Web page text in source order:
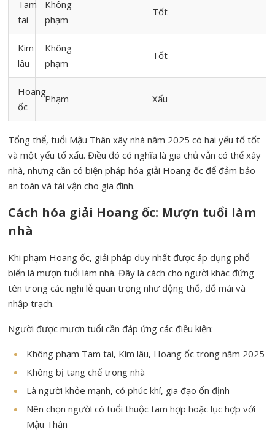
Tam
tai
Không
phạm
Tốt
Kim
lâu
Không
phạm
Tốt
Hoang
ốc
Phạm Xấu
Tổng thể, tuổi Mậu Thân xây nhà năm 2025 có hai yếu tố tốt
và một yếu tố xấu. Điều đó có nghĩa là gia chủ vẫn có thể xây
nhà, nhưng cần có biện pháp hóa giải Hoang ốc để đảm bảo
an toàn và tài vận cho gia đình.
Cách hóa giải Hoang ốc: Mượn tuổi làm
nhà
Khi phạm Hoang ốc, giải pháp duy nhất được áp dụng phổ
biến là mượn tuổi làm nhà. Đây là cách cho người khác đứng
tên trong các nghi lễ quan trọng như động thổ, đổ mái và
nhập trạch.
Người được mượn tuổi cần đáp ứng các điều kiện:
Không phạm Tam tai, Kim lâu, Hoang ốc trong năm 2025
Không bị tang chế trong nhà
Là người khỏe mạnh, có phúc khí, gia đạo ổn định
Nên chọn người có tuổi thuộc tam hợp hoặc lục hợp với
Mậu Thân